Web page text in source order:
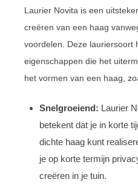
Laurier Novita is een
creëren van een haag
voordelen. Deze lauriersoort
eigenschappen die het
het vormen van een haag,
Snelgroeiend: Laurier
betekent dat je in korte
dichte haag kunt
je op korte termijn
creëren in je tuin.